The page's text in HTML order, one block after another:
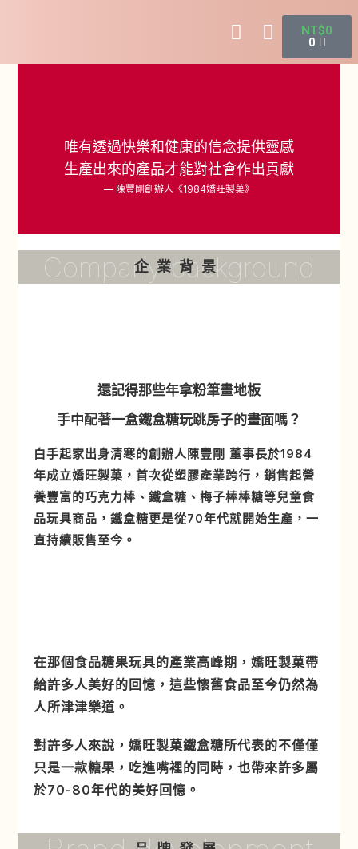
NT$0
0
唯有透過快樂和健康的信念提供靈感
生產出來的產品才能對社會作出貢獻
— 陳豐剛創辦人《1984嬌旺製菓》
企業背景
Company background
還記得那些年拿粉筆畫地板
手中配著一盒鐵盒糖玩跳房子的畫面嗎？
白手起家出身清寒的創辦人陳豐剛 董事長於1984
年成立嬌旺製菓，首次從塑膠產業跨行，銷售起營
養豐富的巧克力棒、鐵盒糖、梅子棒棒糖等兒童食
品玩具商品，鐵盒糖更是從70年代就開始生產，一
直持續販售至今。
在那個食品糖果玩具的產業高峰期，嬌旺製菓帶
給許多人美好的回憶，這些懷舊食品至今仍然為
人所津津樂道。
對許多人來說，嬌旺製菓鐵盒糖所代表的不僅僅
只是一款糖果，吃進嘴裡的同時，也帶來許多屬
於70-80年代的美好回憶。